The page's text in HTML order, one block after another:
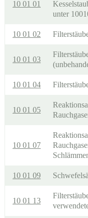
10 01 01
unter
10 01 02
10 01 03
10 01 04
10 01 05
10 01 07
10 01 09
10 01 13